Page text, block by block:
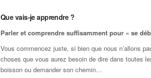
Que vais-je apprendre ?
Parler et comprendre suffisamment pour « se
Vous commencez juste, si bien que nous n’allons
choses que vous aurez besoin de dire dans toutes
boisson ou demander son chemin…